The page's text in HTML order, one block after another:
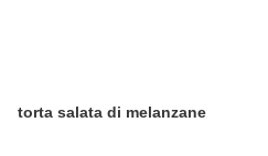
torta salata di melanzane